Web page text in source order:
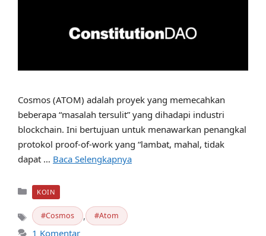
Cosmos (ATOM) adalah proyek yang memecahkan
beberapa “masalah tersulit” yang dihadapi industri
blockchain. Ini bertujuan untuk menawarkan penangkal
protokol proof-of-work yang “lambat, mahal, tidak
dapat … Baca Selengkapnya
Kategori
KOIN
Tag Cosmos , Atom
1 Komentar